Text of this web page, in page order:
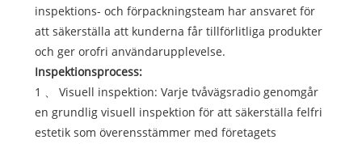
inspektions- och förpackningsteam har ansvaret för
att säkerställa att kunderna får tillförlitliga produkter
och ger orofri användarupplevelse.
Inspektionsprocess:
1 、 Visuell inspektion: Varje tvåvägsradio genomgår
en grundlig visuell inspektion för att säkerställa felfri
estetik som överensstämmer med företagets